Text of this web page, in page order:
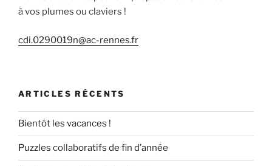
à vos plumes ou claviers !
cdi.0290019n@ac-rennes.fr
ARTICLES RÉCENTS
Bientôt les vacances !
Puzzles collaboratifs de fin d’année